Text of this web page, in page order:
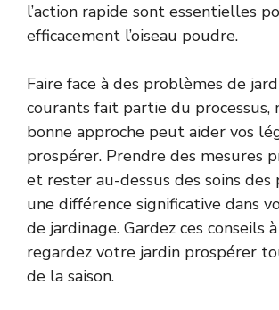
l’action rapide sont essentielles
efficacement l’oiseau poudre.
Faire face à des problèmes de
courants fait partie du processus,
bonne approche peut aider vos
prospérer. Prendre des mesures
et rester au-dessus des soins des
une différence significative dans
de jardinage. Gardez ces conseils
regardez votre jardin prospérer
de la saison.